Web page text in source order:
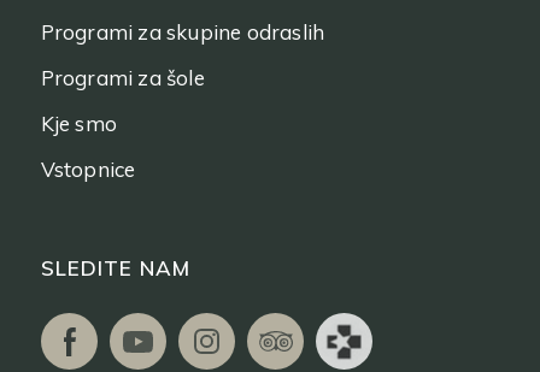
Programi za skupine odraslih
Programi za šole
Kje smo
Vstopnice
SLEDITE NAM